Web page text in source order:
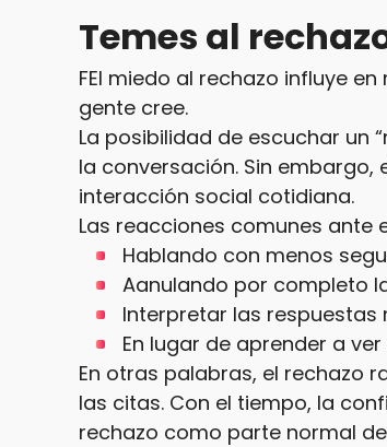
Temes al
FEl miedo al rechazo influye
gente cree.
La posibilidad de escuchar un
la conversación. Sin
interacción social cotidiana.
Las reacciones comunes ante
Hablando con menos
Aanulando por completo
Interpretar las respuestas
En lugar de aprender a
En otras palabras, el rechazo
las citas. Con el tiempo, la
rechazo como parte normal